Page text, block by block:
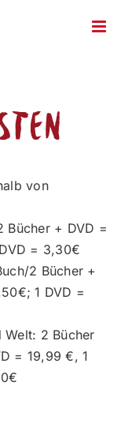
von
Bücher + DVD =
= 3,30€
2 Bücher +
1 DVD =
Welt: 2 Bücher
= 19,99 €, 1